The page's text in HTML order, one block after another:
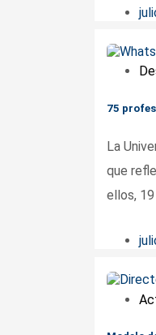
75
La
que
ellos,